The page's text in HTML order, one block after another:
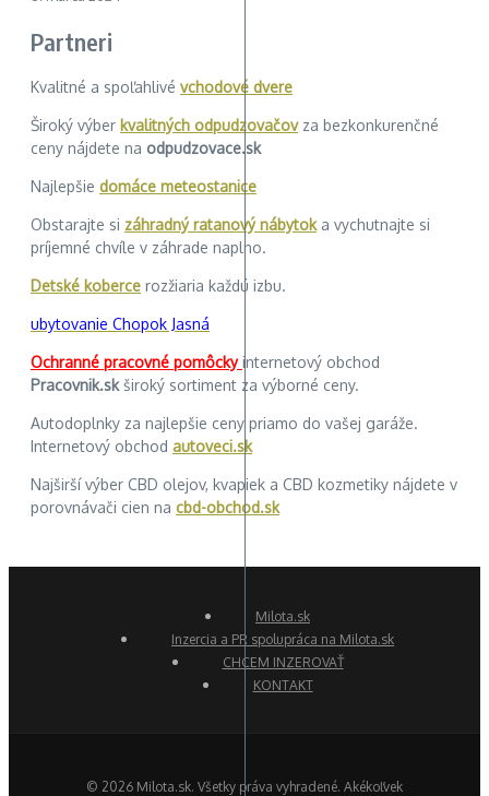
Partneri
Kvalitné a spoľahlivé vchodové dvere
Široký výber kvalitných odpudzovačovza bezkonkurenčné
ceny nájdete na odpudzovace.sk
Najlepšie domáce meteostanice
Obstarajte si záhradný ratanový nábytoka vychutnajte si
príjemné chvíle v záhrade naplno.
Detské koberce rozžiaria každú izbu.
ubytovanie Chopok Jasná
Ochranné pracovné pomôckyinternetový obchod
Pracovnik.skširoký sortiment za výborné ceny.
Autodoplnky za najlepšie ceny priamo do vašej garáže.
Internetový obchod autoveci.sk
Najširší výber CBD olejov, kvapiek a CBD kozmetiky nájdete v
porovnávači cien na cbd-obchod.sk
Milota.sk
Inzercia a PR spolupráca na Milota.sk
CHCEM INZEROVAŤ
KONTAKT
© 2026 Milota.sk. Všetky práva vyhradené. Akékoľvek